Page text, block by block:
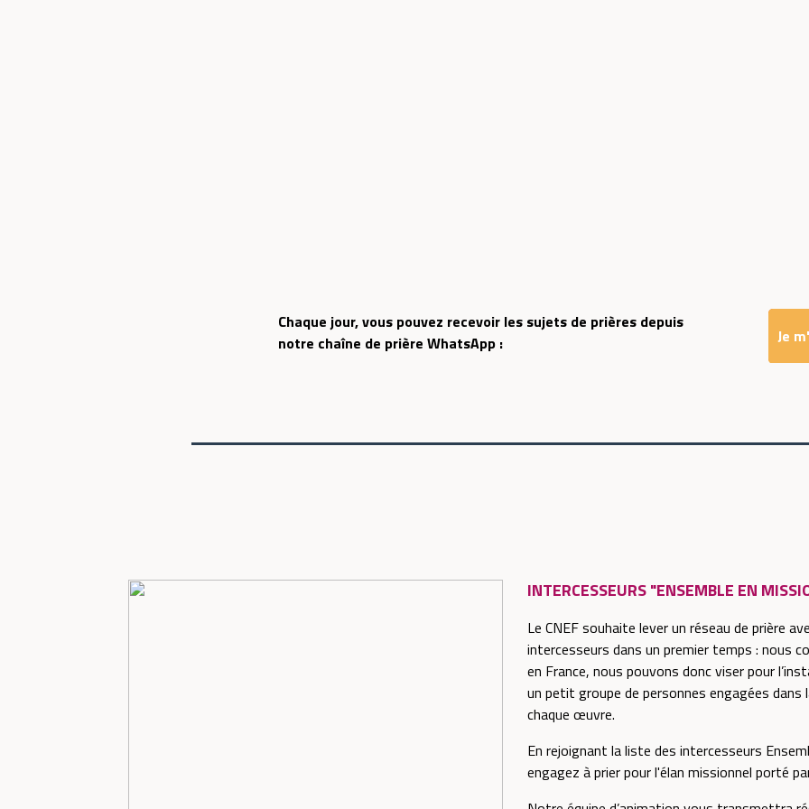
Chaque jour, vous pouvez recevoir les sujets de prières depuis
notre chaîne de prière WhatsApp :
Je
INTERCESSEURS "ENSEMBLE EN
Le CNEF souhaite lever un réseau de prière
intercesseurs dans un premier temps : nous
en France, nous pouvons donc viser pour
un petit groupe de personnes engagées dans
chaque œuvre.
En rejoignant la liste des intercesseurs
engagez à prier pour l'élan missionnel porté